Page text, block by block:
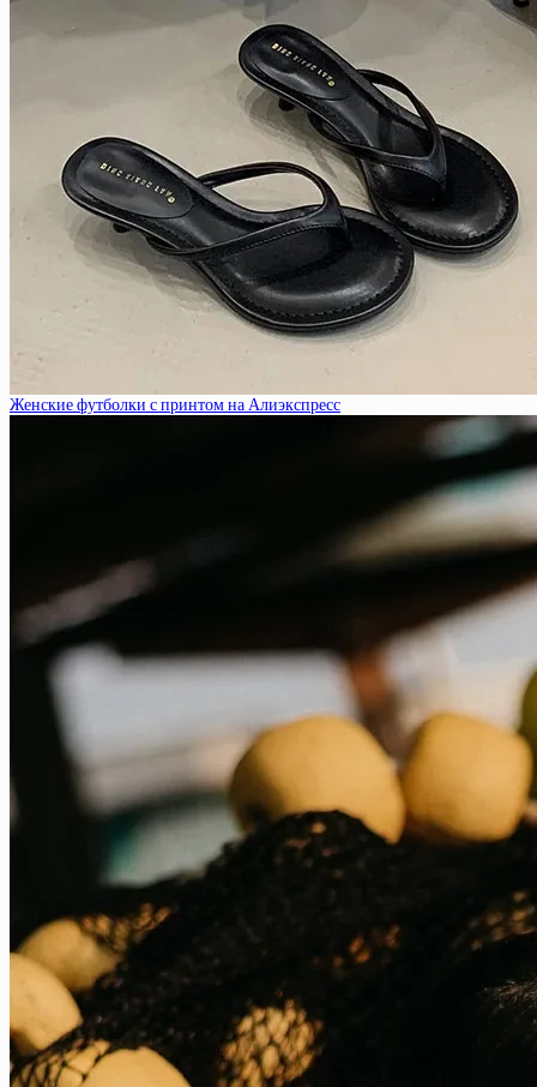
Женские футболки с принтом на Алиэкспресс